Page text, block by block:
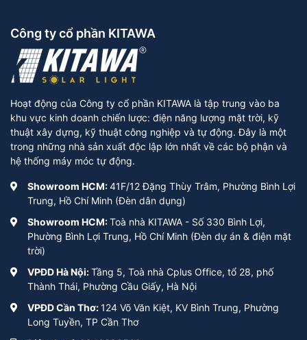
Công ty cổ phần KITAWA
Hoạt động của Công ty cổ phần KITAWA là tập trung vào ba
khu vực kinh doanh chiến lược: điện năng lượng mặt trời, kỹ
thuật xây dựng, kỹ thuật công nghiệp và tự động. Đây là một
trong những nhà sản xuất độc lập lớn nhất về các bộ phận và
hệ thống máy móc tự động.
Showroom HCM:41F/12 Đặng Thùy Trâm, Phường Bình Lợi
Trung, Hồ Chí Minh (Đèn dân dụng)
Showroom HCM:Toà nhà KITAWA - Số 330 Bình Lợi,
Phường Bình Lợi Trung, Hồ Chí Minh (Đèn dự án & điện mặt
trời)
VPĐD Hà Nội:Tầng 5, Toà nhà Cplus Office, tổ 28, phố
Thành Thái, Phường Cầu Giấy, Hà Nội
VPĐD Cần Thơ:124 Võ Văn Kiệt, KV Bình Trung, Phường
Long Tuyền, TP Cần Thơ